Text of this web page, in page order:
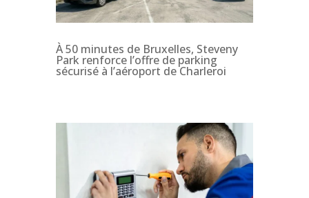
À 50 minutes de Bruxelles, Steveny
Park renforce l’offre de parking
sécurisé à l’aéroport de Charleroi